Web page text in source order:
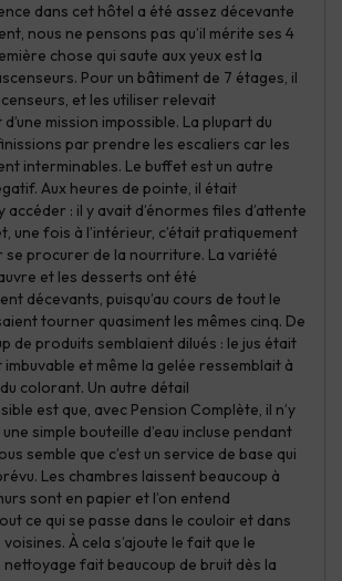
dans cet hôtel a été assez décevante
nous ne pensons pas qu’il mérite ses 4
chose qui saute aux yeux est la
Pour un bâtiment de 7 étages, il
et les utiliser relevait
mission impossible. La plupart du
par prendre les escaliers car les
interminables. Le buffet est un autre
Aux heures de pointe, il était
accéder : il y avait d’énormes files d’attente
une fois à l’intérieur, c’était pratiquement
se procurer de la nourriture. La variété
et les desserts ont été
décevants, puisqu’au cours de tout le
tourner quasiment les mêmes cinq. De
de produits semblaient dilués : le jus était
et même la gelée ressemblait à
du colorant. Un autre détail
est que, avec Pension Complète, il n’y
simple bouteille d’eau incluse pendant
semble que c’est un service de base qui
Les chambres laissent beaucoup à
sont en papier et l’on entend
ce qui se passe dans le couloir et dans
À cela s’ajoute le fait que le
fait beaucoup de bruit dès la